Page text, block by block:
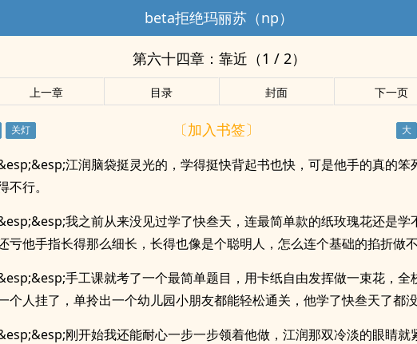
beta拒绝玛丽苏（np）
第六十四章：靠近（1 / 2）
上一章 目录 封面 下一页
〔加入书签〕
江润脑袋挺灵光的，学得挺快背起书也快，可是他手的真的笨
不行。
我之前从来没见过学了快叁天，连最简单款的纸玫瑰花还是学
亏他手指长得那么细长，长得也像是个聪明人，怎么连个基础的掐折做不
手工课就考了一个最简单题目，用卡纸自由发挥做一束花，全
个人挂了，单拎出一个幼儿园小朋友都能轻松通关，他学了快叁天了都没
刚开始我还能耐心一步一步领着他做，江润那双冷淡的眼睛就